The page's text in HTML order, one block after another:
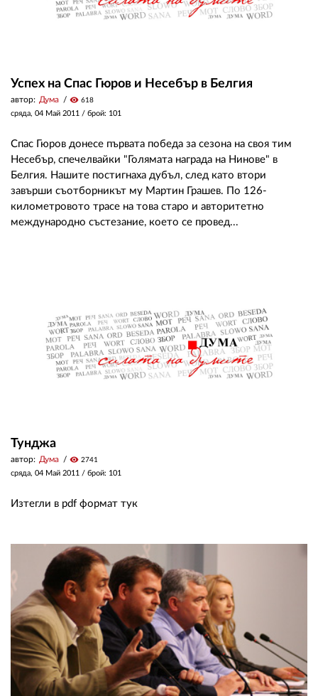
Успех на Спас Гюров и Несебър в Белгия
автор: Дума visibility 618
сряда, 04 Май 2011 / брой: 101
Спас Гюров донесе първата победа за сезона на своя тим
Несебър, спечелвайки "Голямата награда на Нинове" в
Белгия. Нашите постигнаха дубъл, след като втори
завърши съотборникът му Мартин Грашев. По 126-
километровото трасе на това старо и авторитетно
международно състезание, което се провед...
Тунджа
автор: Дума visibility 2741
сряда, 04 Май 2011 / брой: 101
Изтегли в pdf формат тук